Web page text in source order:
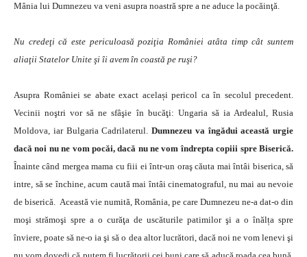
Mânia lui Dumnezeu va veni asupra noastră spre a ne aduce la pocăinţă.
Nu credeţi că este periculoasă poziţia României atâta timp cât suntem
aliaţii Statelor Unite şi îi avem în coastă pe ruşi?
Asupra României se abate exact același pericol ca în secolul precedent.
Vecinii noştri vor să ne sfâşie în bucăţi: Ungaria să ia Ardealul, Rusia
Moldova, iar Bulgaria Cadrilaterul. Dumnezeu va îngădui această urgie
dacă noi nu ne vom pocăi, dacă nu ne vom îndrepta copiii spre Biserică.
Înainte când mergea mama cu fiii ei într-un oraş căuta mai întâi biserica, să
intre, să se închine, acum caută mai întâi cinematograful, nu mai au nevoie
de biserică. Această vie numită, România, pe care Dumnezeu ne-a dat-o din
moşi strămoşi spre a o curăţa de uscăturile patimilor şi a o înălța spre
înviere, poate să ne-o ia şi să o dea altor lucrători, dacă noi ne vom lenevi şi